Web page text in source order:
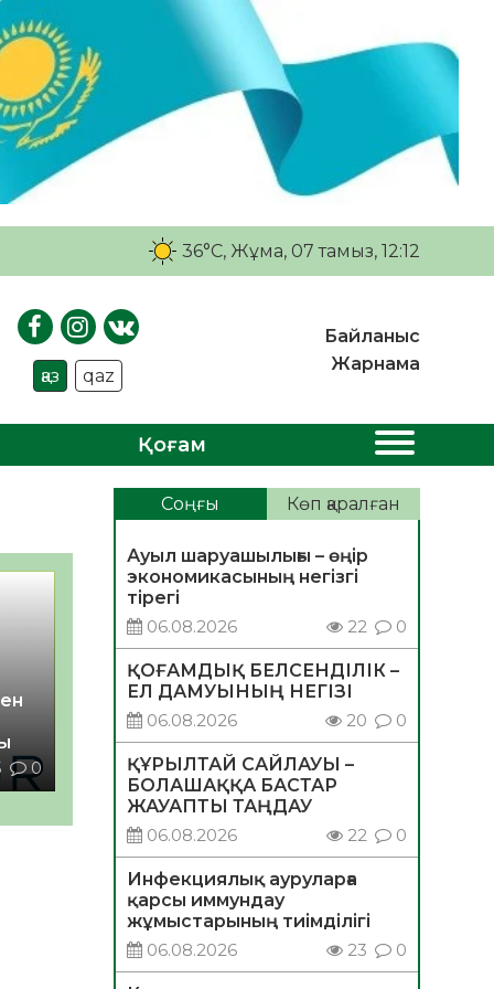
36°C, Жұма, 07 тамыз, 12:12
қаз qaz
Байланыс
Жарнама
Қоғам
0
Соңғы Көп қаралған
Ауыл шаруашылығы – өңір
экономикасының негізгі
тірегі
06.08.2026
22 0
ҚОҒАМДЫҚ БЕЛСЕНДІЛІК –
ЕЛ ДАМУЫНЫҢ НЕГІЗІ
06.08.2026
20 0
ҚҰРЫЛТАЙ САЙЛАУЫ –
БОЛАШАҚҚА БАСТАР
ЖАУАПТЫ ТАҢДАУ
06.08.2026
22 0
Инфекциялық ауруларға
қарсы иммундау
жұмыстарының тиімділігі
06.08.2026
23 0